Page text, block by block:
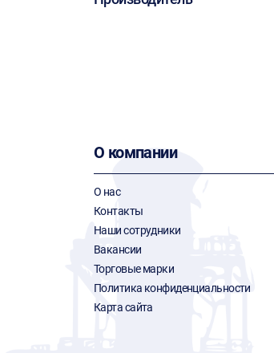
О компании
О нас
Контакты
Наши сотрудники
Вакансии
Торговые марки
Политика конфиденциальности
Карта сайта